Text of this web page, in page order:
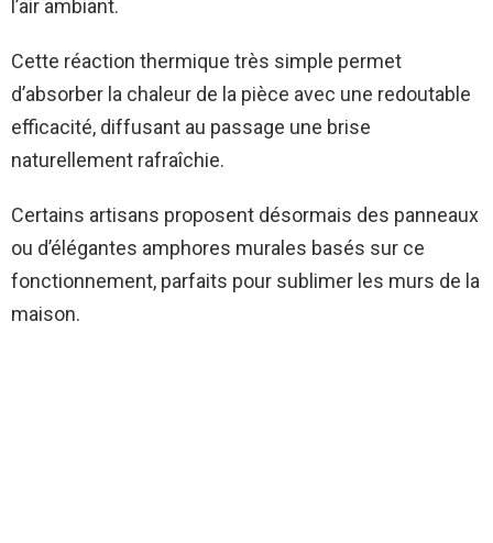
l’air ambiant.
Cette réaction thermique très simple permet
d’absorber la chaleur de la pièce avec une redoutable
efficacité, diffusant au passage une brise
naturellement rafraîchie.
Certains artisans proposent désormais des panneaux
ou d’élégantes amphores murales basés sur ce
fonctionnement, parfaits pour sublimer les murs de la
maison.